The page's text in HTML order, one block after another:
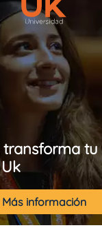
transforma
Más información